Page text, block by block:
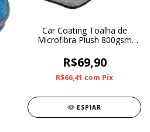
Car Coating Toalha de
Microfibra Plush 800gsm
R$69,90
R$66,41 com Pix
ESPIAR